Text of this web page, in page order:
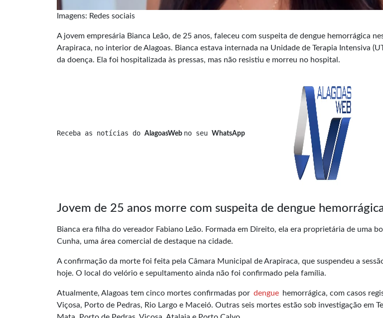
Imagens: Redes sociais
A jovem empresária Bianca Leão, de 25 anos, faleceu com suspeita de dengue hemorrágica
Arapiraca, no interior de Alagoas. Bianca estava internada na Unidade de Terapia Intensiva
da doença. Ela foi hospitalizada às pressas, mas não resistiu e morreu no hospital.
Receba as notícias do AlagoasWeb no seu WhatsApp
Jovem de 25 anos morre com suspeita de dengue
Bianca era filha do vereador Fabiano Leão. Formada em Direito, ela era proprietária de uma
Cunha, uma área comercial de destaque na cidade.
A confirmação da morte foi feita pela Câmara Municipal de Arapiraca, que suspendeu a
hoje. O local do velório e sepultamento ainda não foi confirmado pela família.
Atualmente, Alagoas tem cinco mortes confirmadas por dengue hemorrágica, com casos
Viçosa, Porto de Pedras, Rio Largo e Maceió. Outras seis mortes estão sob investigação em